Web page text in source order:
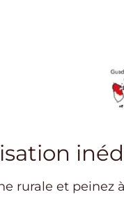
rurale et peinez